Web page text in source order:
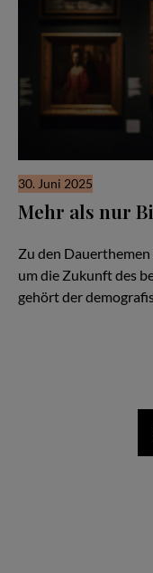
30. Juni 2025
Mehr als nur
Zu den
um die Zukunft des
gehört der